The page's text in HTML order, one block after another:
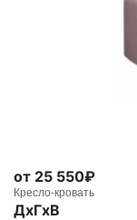
от 25 550₽
Кресло-кровать
ДxГxВ